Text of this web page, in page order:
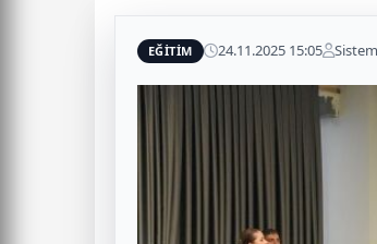
EĞİTİM 24.11.2025 15:05